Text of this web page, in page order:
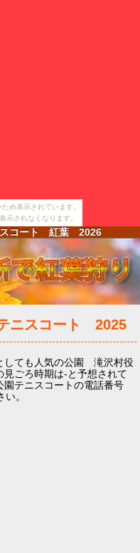
め表示されています。
示されなくなります。
スコート 紅葉 2026
ニスコート 2025
しても人気の公園 滝沢村役
ごろ時期は-と予想されて
園テニスコートの電話番号
。